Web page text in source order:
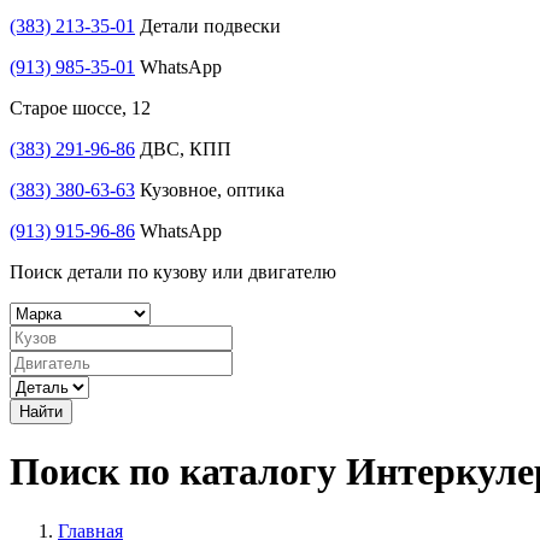
(383) 213-35-01 Детали подвески
(913) 985-35-01 WhatsApp
Старое шоссе, 12
(383) 291-96-86 ДВС, КПП
(383) 380-63-63 Кузовное, оптика
(913) 915-96-86 WhatsApp
Поиск детали по кузову или двигателю
Найти
Поиск по каталогу
Главная